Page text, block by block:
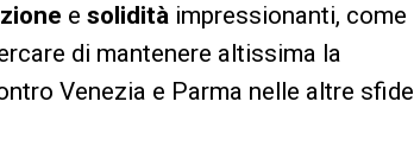
e solidità impressionanti, come
di mantenere altissima la
Venezia e Parma nelle altre sfide